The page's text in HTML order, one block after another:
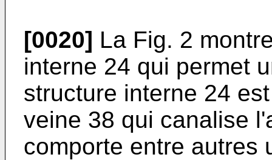
[0020] La Fig. 2
interne 24 qui permet
structure interne 24
veine 38 qui canalise
comporte entre autres